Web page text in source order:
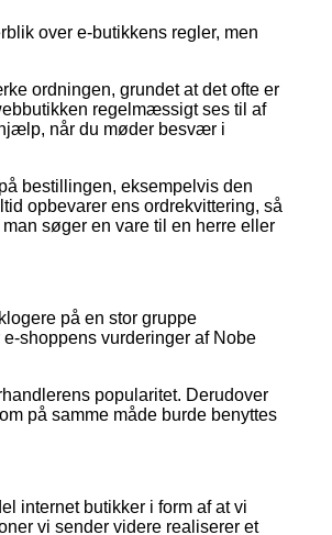
over e-butikkens regler, men
ordningen, grundet at det ofte er
regelmæssigt ses til af
når du møder besvær i
bestillingen, eksempelvis den
opbevarer ens ordrekvittering, så
søger en vare til en herre eller
på en stor gruppe
shoppens vurderinger af Nobe
popularitet. Derudover
på samme måde burde benyttes
internet butikker i form af at vi
vi sender videre realiserer et